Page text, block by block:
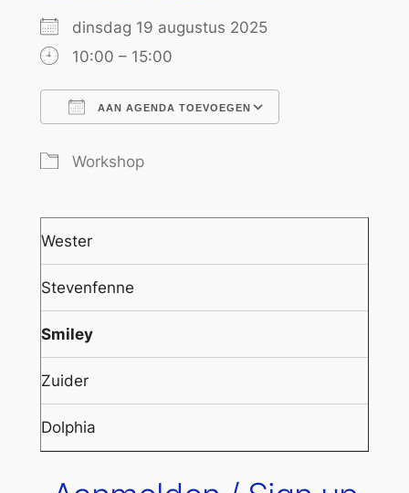
dinsdag 19 augustus 2025
10:00 – 15:00
AAN AGENDA TOEVOEGEN
Workshop
Wester
Stevenfenne
Smiley
Zuider
Dolphia